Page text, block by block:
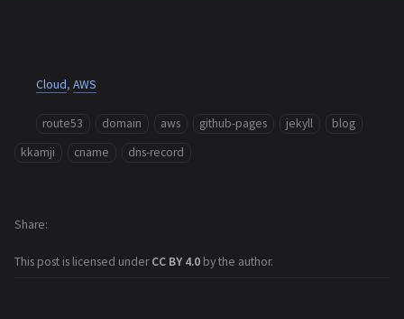
Cloud, AWS
route53 domain aws github-pages jekyll
blog
kkamji
cname dns-record
This post is licensed underCC BY 4.0 by the author.
Share